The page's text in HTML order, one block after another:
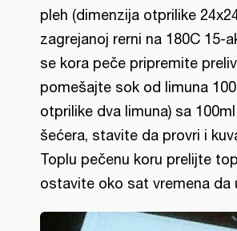
pleh (dimenzija otprilike
zagrejanoj rerni na 180C 15-
se kora peče pripremite
pomešajte sok od limuna
otprilike dva limuna) sa
šećera, stavite da provri i
Toplu pečenu koru prelijte
ostavite oko sat vremena da